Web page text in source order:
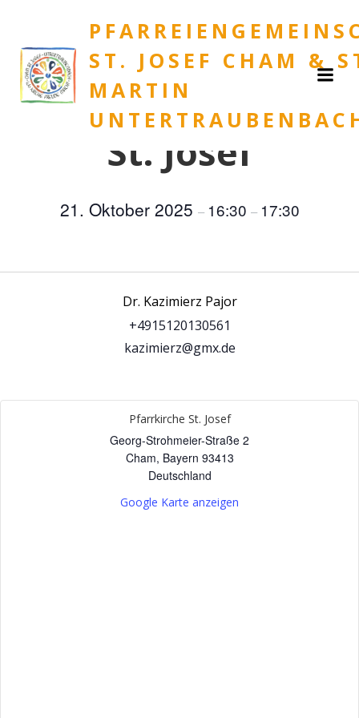
Inhalt
ST. JOSEF CHAM &
MARTIN
Diese Veranstaltung hat bereits stattgefunden.
2. Kirchenführung
St. Josef
21. Oktober 2025 – 16:30 – 17:30
Dr. Kazimierz Pajor
+4915120130561
kazimierz@gmx.de
Pfarrkirche St. Josef
Georg-Strohmeier-Straße 2
Cham, Bayern 93413
Deutschland
Google Karte anzeigen